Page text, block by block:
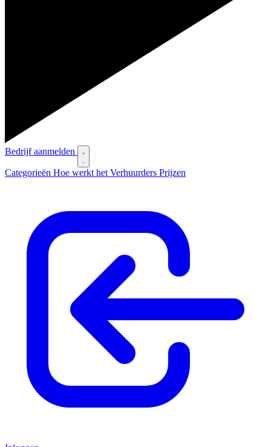
Bedrijf aanmelden
Categorieën Hoe werkt het Verhuurders Prijzen